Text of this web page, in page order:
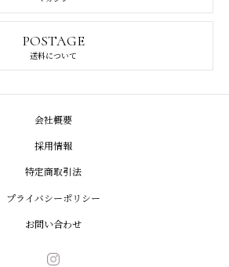
POSTAGE
送料について
会社概要
採用情報
特定商取引法
プライバシーポリシー
お問い合わせ